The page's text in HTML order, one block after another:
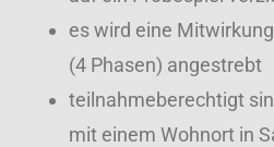
es wird eine
(4 Phasen) angestrebt
teilnahmeberechtigt
mit einem Wohnort in